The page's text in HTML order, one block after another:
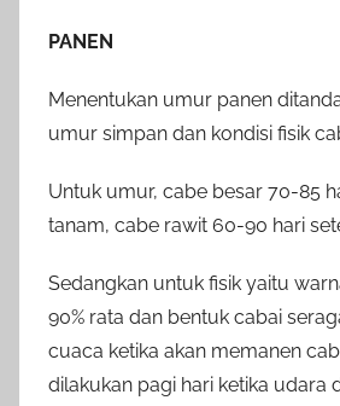
PANEN
Menentukan umur panen
umur simpan dan kondisi fisik
Untuk umur, cabe besar 70-85
tanam, cabe rawit 60-90 hari
Sedangkan untuk fisik yaitu
90% rata dan bentuk cabai
cuaca ketika akan memanen
dilakukan pagi hari ketika udara